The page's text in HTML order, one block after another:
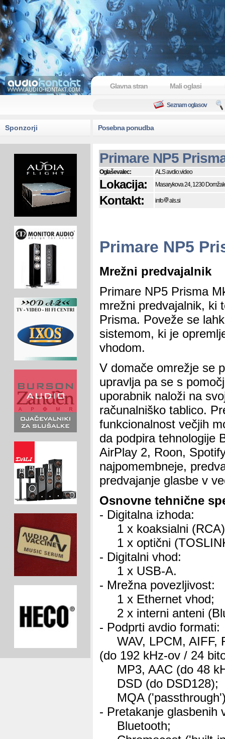
Glavna stran Mali oglasi
Seznam oglasov
Sponzorji Posebna ponudba
Primare NP5
Oglaševalec: ALS avdio.video
Lokacija: Masarykova 24, 1230
Kontakt: info als.si
Primare NP5
Mrežni predvajalnik
Primare NP5 Prisma
mrežni predvajalnik, ki
Prisma. Poveže se
sistemom, ki je
vhodom.
V domače omrežje se
upravlja pa se s
uporabnik naloži na
računalniško tablico.
funkcionalnost večjih
da podpira tehnologije
AirPlay 2, Roon,
najpomembneje,
predvajanje glasbe v
Osnovne tehnične
- Digitalna izhoda:
1 x koaksialni
1 x optični
- Digitalni vhod:
1 x USB-A.
- Mrežna povezljivost:
1 x Ethernet vhod;
2 x interni anteni
- Podprti avdio formati:
WAV, LPCM, AIFF,
(do 192 kHz-ov / 24
MP3, AAC (do 48
DSD (do DSD128);
MQA
- Pretakanje glasbenih
Bluetooth;